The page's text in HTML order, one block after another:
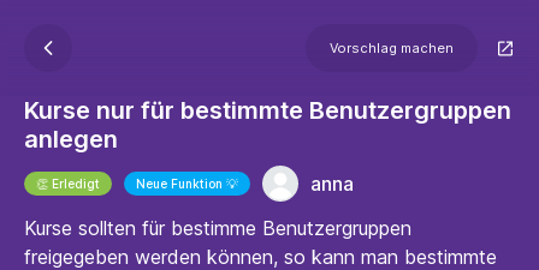
Vorschlag machen
Kurse nur für bestimmte Benutzergruppen
anlegen
👏 Erledigt Neue Funktion 💡
anna
Kurse sollten für bestimme Benutzergruppen
freigegeben werden können, so kann man bestimmte